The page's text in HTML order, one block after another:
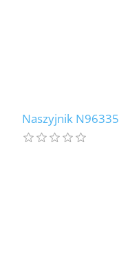
Naszyjnik N96335